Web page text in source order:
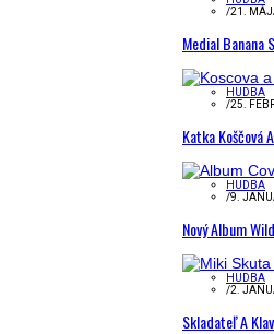
/21.
Medial Banana
HUDBA
/25.
Katka Koščová
HUDBA
/9.
Nový Album
HUDBA
/2.
Skladateľ A